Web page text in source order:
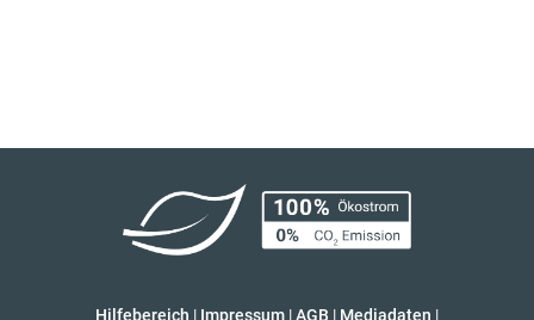
Hilfebereich | Impressum |AGB | Mediadaten |